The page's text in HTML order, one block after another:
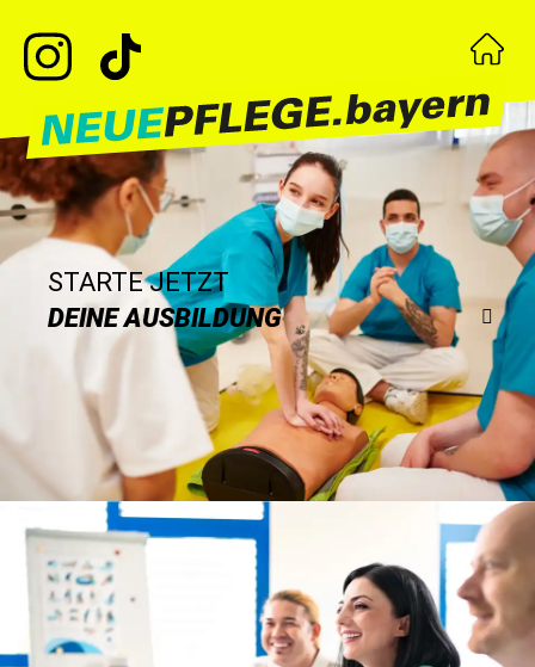
STARTE JETZT
DEINE AUSBILDUNG